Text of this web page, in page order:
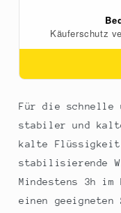
Für die schnelle
stabiler und
kalte
stabilisierende
Mindestens 3h
einen